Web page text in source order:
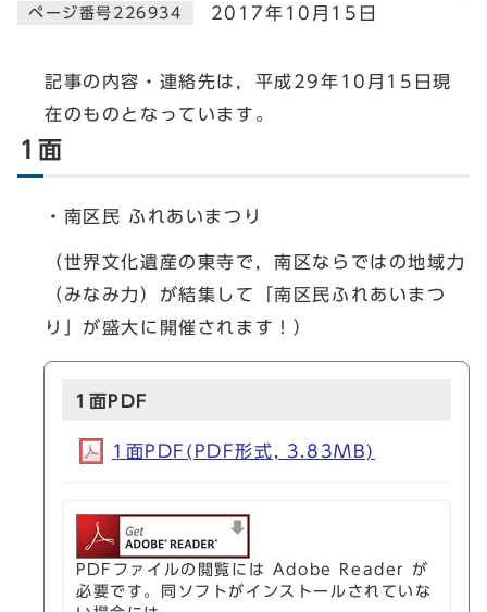
ページ番号226934 2017年10月15日
記事の内容・連絡先は，平成29年10月15日現
在のものとなっています。
1面
・南区民 ふれあいまつり
（世界文化遺産の東寺で，南区ならではの地域力
（みなみ力）が結集して「南区民ふれあいまつ
り」が盛大に開催されます！）
1面PDF
1面PDF(PDF形式, 3.83MB)
PDFファイルの閲覧には Adobe Reader が
必要です。同ソフトがインストールされていな